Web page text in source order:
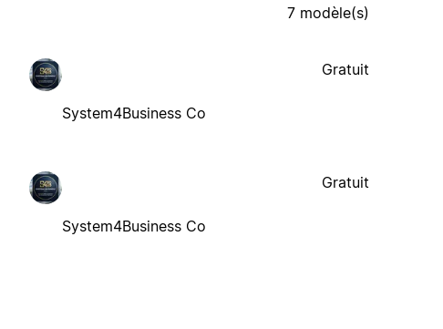
7 modèle(s)
System4Business Co
Gratuit
System4Business Co
Gratuit